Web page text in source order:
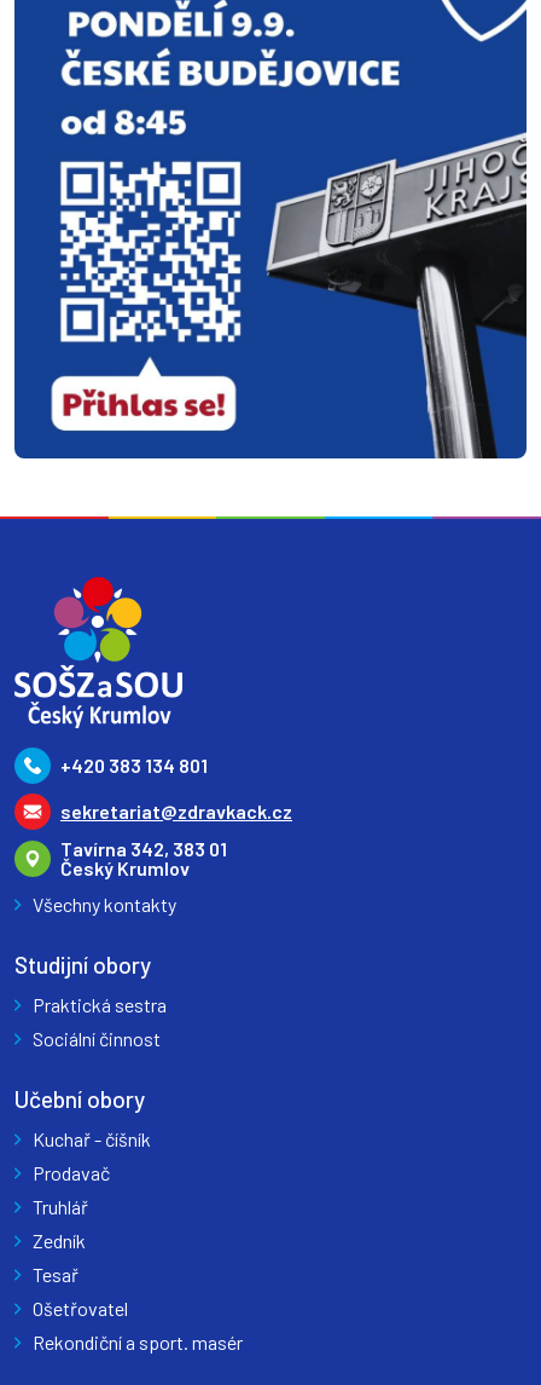
+420 383 134 801
sekretariat@zdravkack.cz
Tavírna 342, 383 01
Český Krumlov
Všechny kontakty
Studijní obory
Praktická sestra
Sociální činnost
Učební obory
Kuchař - číšník
Prodavač
Truhlář
Zedník
Tesař
Ošetřovatel
Rekondiční a sport. masér